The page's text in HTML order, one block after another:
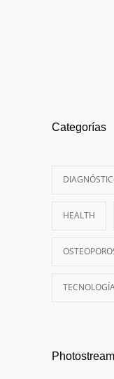
Categorías
HEALTH
Photostream